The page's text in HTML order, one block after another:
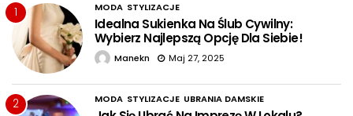
1 MODA STYLIZACJE
Idealna Sukienka Na Ślub Cywilny:
Wybierz Najlepszą Opcję Dla Siebie!
Manekn Maj 27, 2025
2 MODA STYLIZACJE UBRANIA DAMSKIE